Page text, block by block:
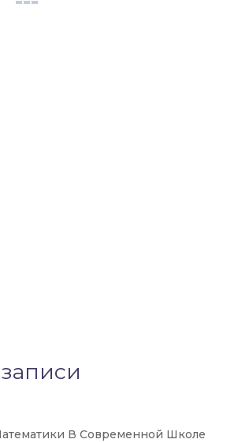
В Современной Школе